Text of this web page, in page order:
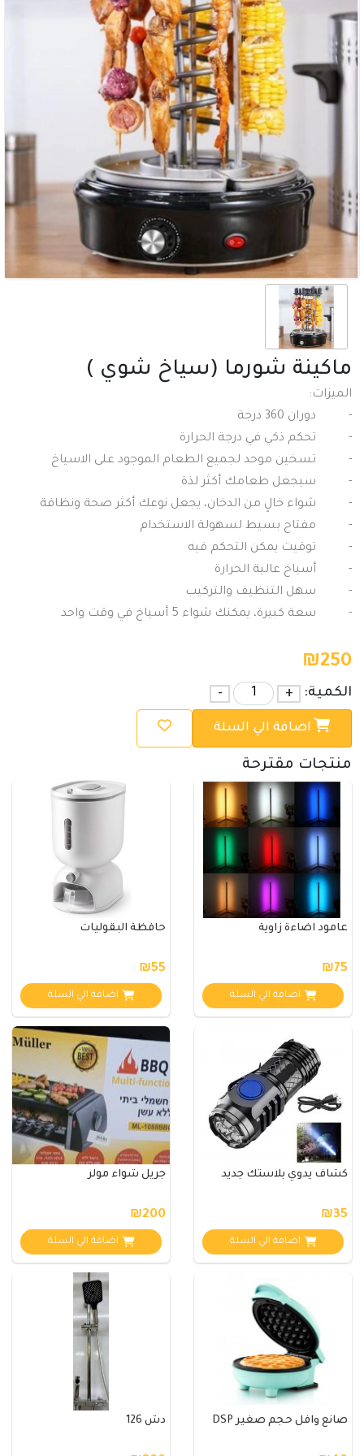
ماكينة شورما (سياخ شوي )
الميزات:
- دوران 360 درجة
- تحكم ذكي في درجة الحرارة
- تسخين موحد لجميع الطعام الموجود على الاسياخ
- سيجعل طعامك أكثر لذة
- شواء خالٍ من الدخان، يجعل نوعك أكثر صحة ونظافة
- مفتاح بسيط لسهولة الاستخدام
- توقيت يمكن التحكم فيه
- أسياخ عالية الحرارة
- سهل التنظيف والتركيب
- سعة كبيرة، يمكنك شواء 5 أسياخ في وقت واحد
₪250
الكمية: +
-
اضافة الي السلة
منتجات مقترحة
عامود اضاءة زاوية
₪75
اضافة الي السلة
حافظة البقوليات
₪55
اضافة الي السلة
كشاف يدوي بلاستك جديد
₪35
اضافة الي السلة
جريل شواء مولر
₪200
اضافة الي السلة
صانع وافل حجم صغير DSP دش 126